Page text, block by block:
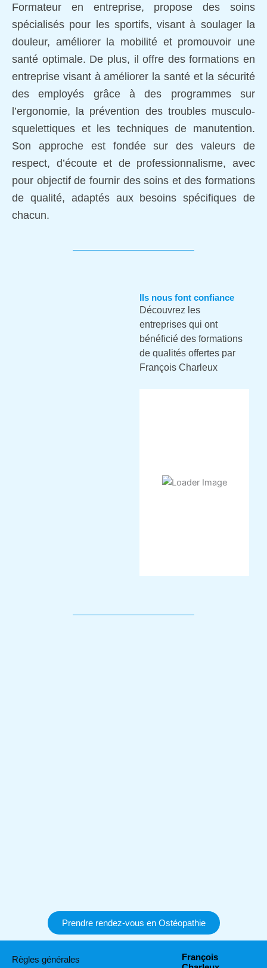
Formateur en entreprise, propose des soins
spécialisés pour les sportifs, visant à soulager la
douleur, améliorer la mobilité et promouvoir une
santé optimale. De plus, il offre des formations en
entreprise visant à améliorer la santé et la sécurité
des employés grâce à des programmes sur
l’ergonomie, la prévention des troubles musculo-
squelettiques et les techniques de manutention.
Son approche est fondée sur des valeurs de
respect, d’écoute et de professionnalisme, avec
pour objectif de fournir des soins et des formations
de qualité, adaptés aux besoins spécifiques de
chacun.
Ils nous font confiance
Découvrez les
entreprises qui ont
bénéficié des formations
de qualités offertes par
François Charleux
Prendre rendez-vous en Ostéopathie
Règles générales
François